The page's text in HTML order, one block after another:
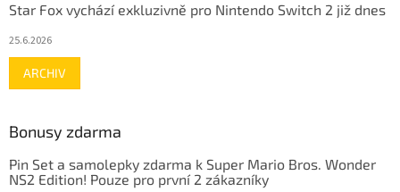
Star Fox vychází exkluzivně pro Nintendo Switch 2 již dnes
25.6.2026
ARCHIV
Bonusy zdarma
Pin Set a samolepky zdarma k Super Mario Bros. Wonder
NS2 Edition! Pouze pro první 2 zákazníky